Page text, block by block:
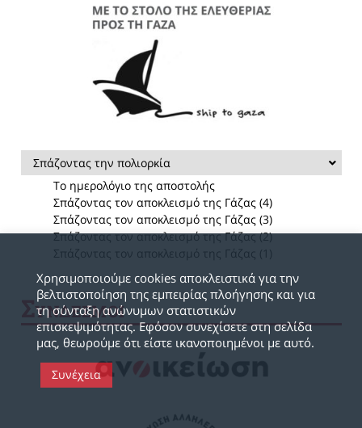
Σπάζοντας την πολιορκία
Το ημερολόγιο της αποστολής
Σπάζοντας τον αποκλεισμό της Γάζας (4)
Σπάζοντας τον αποκλεισμό της Γάζας (3)
Σπάζοντας τον αποκλεισμό της Γάζας (2)
Σπάζοντας τον αποκλεισμό της Γάζας (1)
ΥΝΔΕΣΜΟΙ
Χρησιμοποιούμε cookies αποκλειστικά για την
βελτιστοποίηση της εμπειρίας πλοήγησης και για
τη σύνταξη ανώνυμων στατιστικών
επισκεψιμότητας. Εφόσον συνεχίσετε στη σελίδα
μας, θεωρούμε ότι είστε ικανοποιημένοι με αυτό.
Συνέχεια